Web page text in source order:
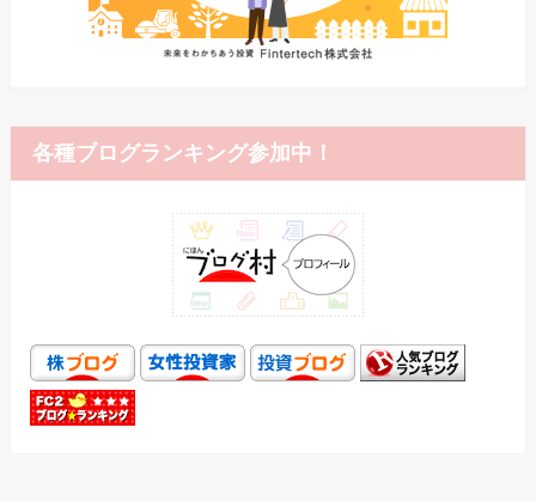
各種ブログランキング参加中！